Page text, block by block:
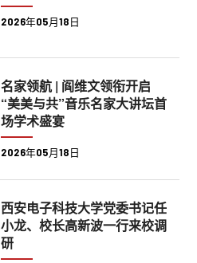
2026年05月18日
名家领航 | 阎维文领衔开启
“美美与共”音乐名家大讲坛首
场学术盛宴
2026年05月18日
西安电子科技大学党委书记任
小龙、校长高新波一行来校调
研